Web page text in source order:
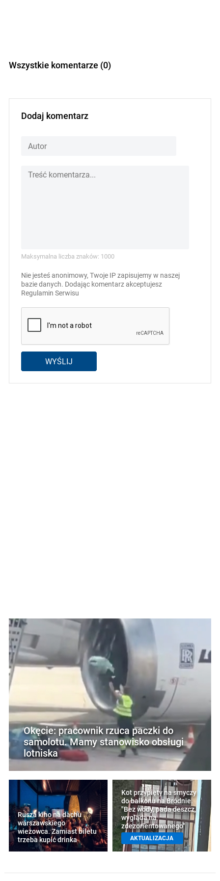
Wszystkie komentarze (0)
Dodaj komentarz
Maksymalna liczba znaków: 1000
Nie jesteś anonimowy, Twoje IP zapisujemy w naszej
bazie danych. Dodając komentarz akceptujesz
Regulamin Serwisu
WYŚLIJ
Okęcie: pracownik rzuca paczki do
samolotu. Mamy stanowisko obsługi
lotniska
Rusza kino na dachu
warszawskiego
wieżowca. Zamiast biletu
trzeba kupić drinka
Kot przypięty na smyczy
do balkonu na Bródnie.
"Bez wody, pada deszcz,
wygląda na
zdezorientowanego"
AKTUALIZACJA